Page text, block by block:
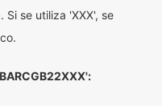
se utiliza 'XXX', se